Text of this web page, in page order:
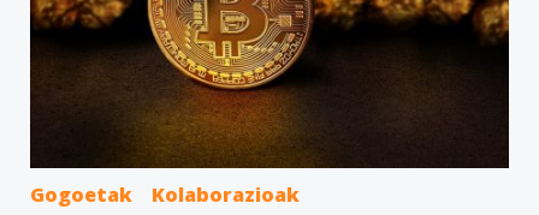
Gogoetak
Kolaborazioak